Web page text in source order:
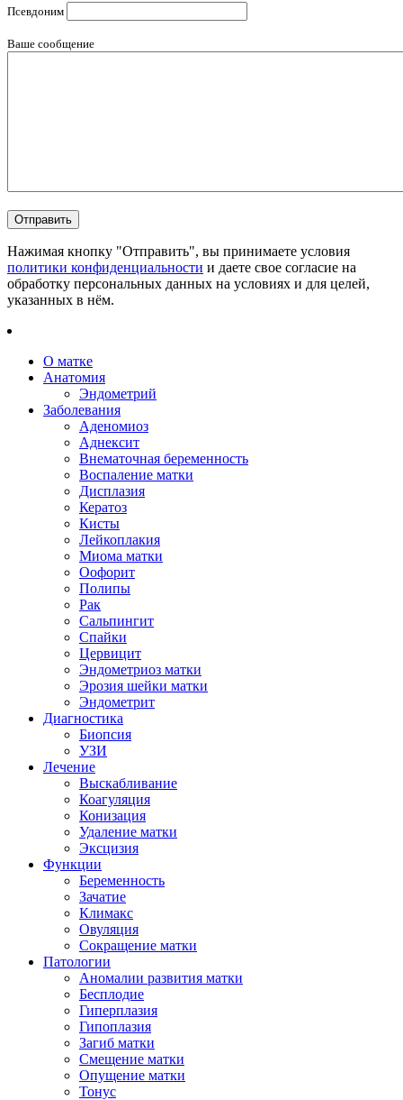
Псевдоним
Ваше сообщение
Нажимая кнопку "Отправить", вы принимаете условия
политики конфиденциальности и даете свое согласие на
обработку персональных данных на условиях и для целей,
указанных в нём.
О матке
Анатомия
Эндометрий
Заболевания
Аденомиоз
Аднексит
Внематочная беременность
Воспаление матки
Дисплазия
Кератоз
Кисты
Лейкоплакия
Миома матки
Оофорит
Полипы
Рак
Сальпингит
Спайки
Цервицит
Эндометриоз матки
Эрозия шейки матки
Эндометрит
Диагностика
Биопсия
УЗИ
Лечение
Выскабливание
Коагуляция
Конизация
Удаление матки
Эксцизия
Функции
Беременность
Зачатие
Климакс
Овуляция
Сокращение матки
Патологии
Аномалии развития матки
Бесплодие
Гиперплазия
Гипоплазия
Загиб матки
Смещение матки
Опущение матки
Тонус